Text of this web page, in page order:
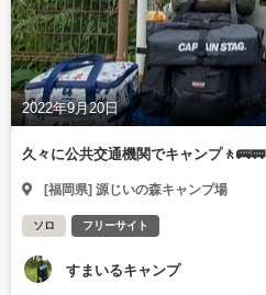
2022年9月20日
久々に公共交通機関でキャンプ🚶🚌🚃
[福岡県] 源じいの森キャンプ場
ソロ フリーサイト
すまいるキャンプ